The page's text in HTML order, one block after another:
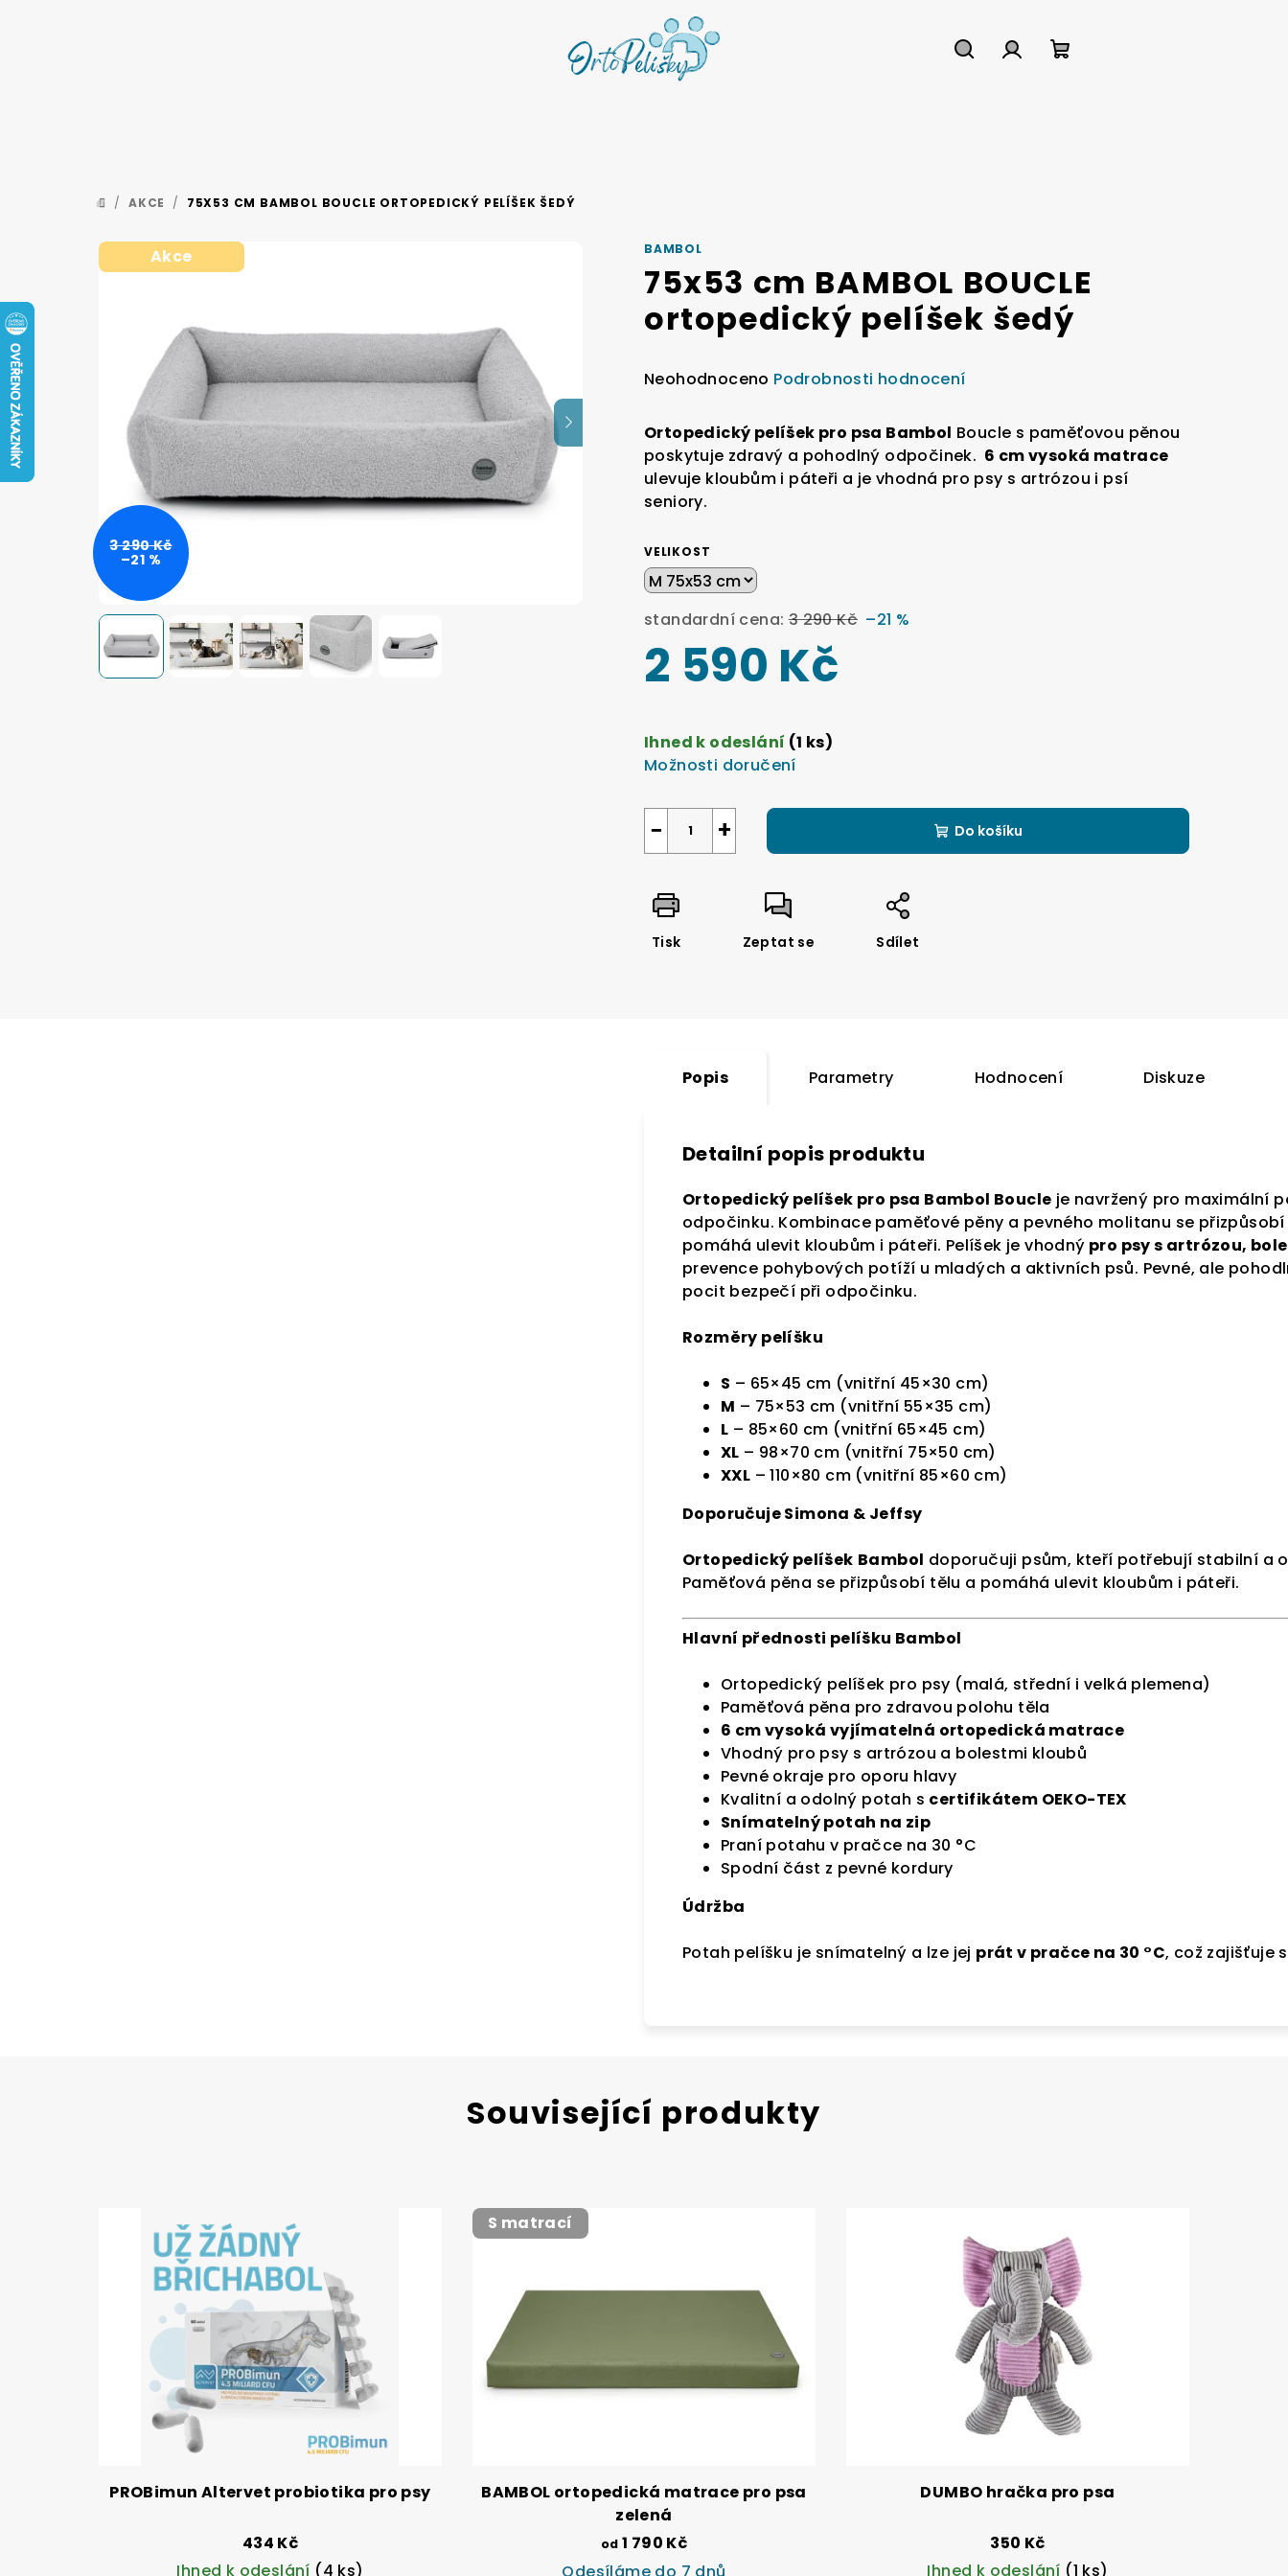
DOMŮ
/ AKCE / 75X53 CM BAMBOL BOUCLE ORTOPEDICKÝ PELÍŠEK ŠEDÝ
BAMBOL
75x53 cm BAMBOL BOUCLE
ortopedický pelíšek šedý
Průměrné
produktu
je
0,0
z
Neohodnoceno Podrobnosti hodnocení
Ortopedický pelíšek pro psa Bambol Boucle s paměťovou pěnou
poskytuje zdravý a pohodlný odpočinek. 6 cm vysoká matrace
ulevuje kloubům i páteři a je vhodná pro psy s artrózou i psí
seniory.
VELIKOST
standardní cena: 3 290 Kč –21 %
2 590 Kč
cena:
Ihned k odeslání (1 ks)
Možnosti doručení
+
− Do košíku
Tisk Zeptat se Sdílet
Akce
3 290 Kč
–21 %
Popis Parametry Hodnocení Diskuze
Detailní popis produktu
Ortopedický pelíšek pro psa Bambol Boucle je navržený pro maximální
odpočinku. Kombinace paměťové pěny a pevného molitanu se
pomáhá ulevit kloubům i páteři. Pelíšek je vhodný pro psy s artrózou,
prevence pohybových potíží u mladých a aktivních psů. Pevné, ale
pocit bezpečí při odpočinku.
Rozměry pelíšku
S – 65×45 cm (vnitřní 45×30 cm)
M – 75×53 cm (vnitřní 55×35 cm)
L – 85×60 cm (vnitřní 65×45 cm)
XL – 98×70 cm (vnitřní 75×50 cm)
XXL – 110×80 cm (vnitřní 85×60 cm)
Doporučuje Simona & Jeffsy
Ortopedický pelíšek Bambol doporučuji psům, kteří potřebují stabilní a
Paměťová pěna se přizpůsobí tělu a pomáhá ulevit kloubům i páteři.
Hlavní přednosti pelíšku Bambol
Ortopedický pelíšek pro psy (malá, střední i velká plemena)
Paměťová pěna pro zdravou polohu těla
6 cm vysoká vyjímatelná ortopedická matrace
Vhodný pro psy s artrózou a bolestmi kloubů
Pevné okraje pro oporu hlavy
Kvalitní a odolný potah s certifikátem OEKO-TEX
Snímatelný potah na zip
Praní potahu v pračce na 30 °C
Spodní část z pevné kordury
Údržba
Potah pelíšku je snímatelný a lze jej prát v pračce na 30 °C, což zajišťuje
Související produkty
PROBimun Altervet probiotika pro psy
434 Kč
Ihned k odeslání (4 ks)
S matrací
BAMBOL ortopedická matrace pro psa
zelená
od 1 790 Kč
Odesíláme do 7 dnů
DUMBO hračka pro psa
350 Kč
Ihned k odeslání (1 ks)